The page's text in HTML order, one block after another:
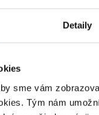
Detaily
sme vám
Tým nám